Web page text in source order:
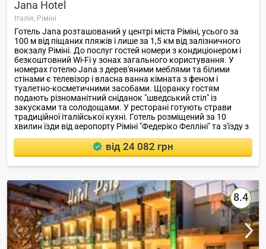
Jana Hotel
Італія, Ріміні
Готель Jana розташований у центрі міста Ріміні, усього за
100 м від піщаних пляжів і лише за 1,5 км від залізничного
вокзалу Ріміні. До послуг гостей номери з кондиціонером і
безкоштовний Wi-Fi у зонах загального користування. У
номерах готелю Jana з дерев'яними меблями та білими
стінами є телевізор і власна ванна кімната з феном і
туалетно-косметичними засобами. Щоранку гостям
подають різноманітний сніданок "шведський стіл" із
закусками та солодощами. У ресторані готують страви
традиційної італійської кухні. Готель розміщений за 10
хвилин їзди від аеропорту Ріміні "Федеріко Фелліні" та з'їзду з
від 24 082 грн
8.4